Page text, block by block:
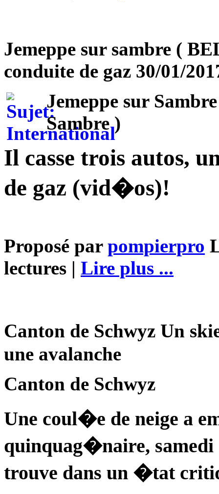
Jemeppe sur sambre (
conduite de gaz 30/01/
Jemeppe sur
Sambre )
Il casse trois autos,
de gaz (vid�os)!
Proposé par pompierpro
lectures | Lire plus ...
Canton de Schwyz Un
une avalanche
Canton de Schwyz
Une coul�e de neige a
quinquag�naire, samedi
trouve dans un �tat